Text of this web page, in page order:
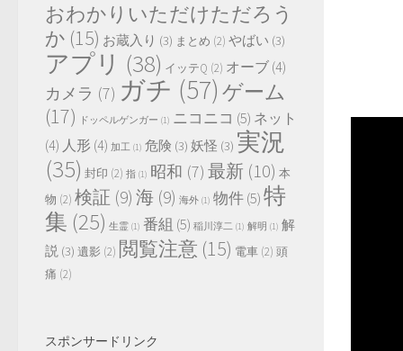
おわかりいただけただろう
か (15) お蔵入り (3) まとめ (2) やばい (3)
アプリ (38) イッテQ (2) オーブ (4)
カメラ (7) ガチ (57) ゲーム
(17)
ドッペルゲンガー (1) ニコニコ (5) ネット
(4) 人形 (4) 加工 (1) 危険 (3) 妖怪 (3) 実況
(35) 封印 (2) 指 (1) 昭和 (7) 最新 (10) 本
物 (2) 検証 (9) 海 (9) 海外 (1) 物件(5)特
集 (25) 生霊 (1) 番組 (5) 稲川淳二 (1) 解明 (1) 解
説 (3) 遺影 (2) 閲覧注意 (15) 電車 (2) 頭
痛 (2)
スポンサードリンク